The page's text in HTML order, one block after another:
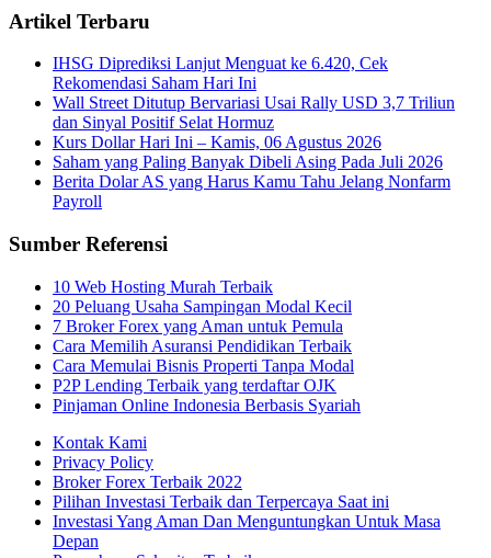
Artikel Terbaru
IHSG Diprediksi Lanjut Menguat ke 6.420, Cek
Rekomendasi Saham Hari Ini
Wall Street Ditutup Bervariasi Usai Rally USD 3,7 Triliun
dan Sinyal Positif Selat Hormuz
Kurs Dollar Hari Ini – Kamis, 06 Agustus 2026
Saham yang Paling Banyak Dibeli Asing Pada Juli 2026
Berita Dolar AS yang Harus Kamu Tahu Jelang Nonfarm
Payroll
Sumber Referensi
10 Web Hosting Murah Terbaik
20 Peluang Usaha Sampingan Modal Kecil
7 Broker Forex yang Aman untuk Pemula
Cara Memilih Asuransi Pendidikan Terbaik
Cara Memulai Bisnis Properti Tanpa Modal
P2P Lending Terbaik yang terdaftar OJK
Pinjaman Online Indonesia Berbasis Syariah
Kontak Kami
Privacy Policy
Broker Forex Terbaik 2022
Pilihan Investasi Terbaik dan Terpercaya Saat ini
Investasi Yang Aman Dan Menguntungkan Untuk Masa
Depan